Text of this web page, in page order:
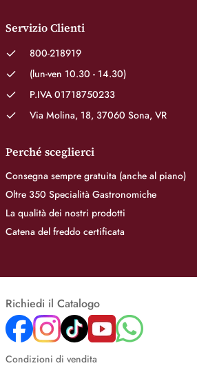
Servizio Clienti
800-218919
(lun-ven 10.30 - 14.30)
P.IVA 01718750233
Via Molina, 18, 37060 Sona, VR
Perché sceglierci
Consegna sempre gratuita (anche al piano)
Oltre 350 Specialità Gastronomiche
La qualità dei nostri prodotti
Catena del freddo certificata
Richiedi il Catalogo
Condizioni di vendita